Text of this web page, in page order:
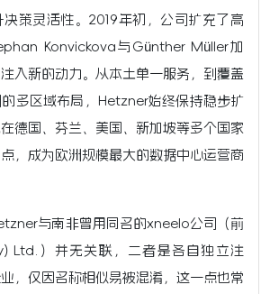
决策灵活性。2019年初，公司扩充了高
Konvickova与Günther Müller加
入新的动力。从本土单一服务，到覆盖
的多区域布局，Hetzner始终保持稳步扩
德国、芬兰、美国、新加坡等多个国家
，成为欧洲规模最大的数据中心运营商
与南非曾用同名的xneelo公司（前
Ltd.）并无关联，二者是各自独立注
，仅因名称相似易被混淆，这一点也常